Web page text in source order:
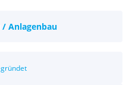
/ Anlagenbau